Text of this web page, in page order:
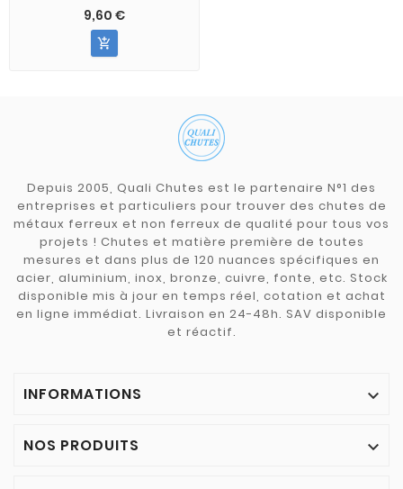
9,60 €

Depuis 2005, Quali Chutes est le partenaire N°1 des
entreprises et particuliers pour trouver des chutes de
métaux ferreux et non ferreux de qualité pour tous vos
projets ! Chutes et matière première de toutes
mesures et dans plus de 120 nuances spécifiques en
acier, aluminium, inox, bronze, cuivre, fonte, etc. Stock
disponible mis à jour en temps réel, cotation et achat
en ligne immédiat. Livraison en 24-48h. SAV disponible
et réactif.
INFORMATIONS 
NOS PRODUITS 